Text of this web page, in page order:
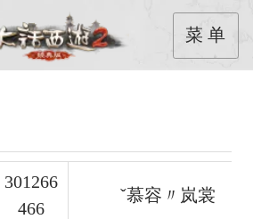
菜 单
301266
466
ˇ慕容〃岚裳